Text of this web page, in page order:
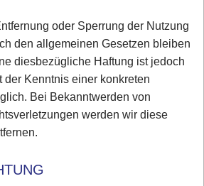
oder Sperrung der Nutzung
den allgemeinen Gesetzen bleiben
diesbezügliche Haftung ist jedoch
der Kenntnis einer konkreten
Bei Bekanntwerden von
werden wir diese